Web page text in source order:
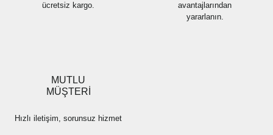
ücretsiz kargo.
avantajlarından
yararlanın.
MUTLU
MÜŞTERİ
Hızlı iletişim, sorunsuz hizmet